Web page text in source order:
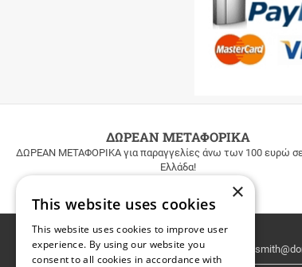
ΔΩΡΕΑΝ ΜΕΤΑΦΟΡΙΚΑ
ΔΩΡΕΑΝ ΜΕΤΑΦΟΡΙΚΑ για παραγγελίες άνω των 100 ευρώ
Ελλάδα!
Newsletter
×
This website uses cookies
This website uses cookies to improve user
experience. By using our website you
consent to all cookies in accordance with